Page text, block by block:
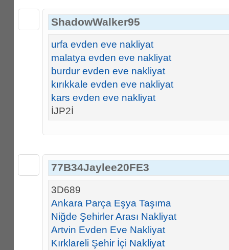
ShadowWalker95
urfa evden eve nakliyat
malatya evden eve nakliyat
burdur evden eve nakliyat
kırıkkale evden eve nakliyat
kars evden eve nakliyat
İJP2İ
77B34Jaylee20FE3
3D689
Ankara Parça Eşya Taşıma
Niğde Şehirler Arası Nakliyat
Artvin Evden Eve Nakliyat
Kırklareli Şehir İçi Nakliyat